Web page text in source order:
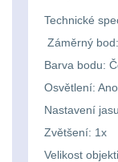
ion
16340
baterie
Čelové
svetlá
Náhradné
BATOHY A
(1565)
Turistické a
Technické
Záměrný
Barva bodu:
Osvětlení: Ano
Nastavení
Zvětšení: 1x
Velikost